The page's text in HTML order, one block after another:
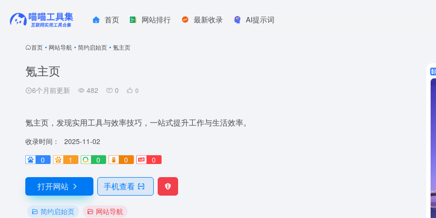
首页 网站排行 最新收录 AI提示词
首页 • 网站导航 • 简约启始页 • 氪主页
氪主页
6个月前更新 482 0 0
氪主页，发现实用工具与效率技巧，一站式提升工作与生活效率。
收录时间：
2025-11-02
0
1 0 0 0
打开网站 手机查看
简约启始页 网站导航